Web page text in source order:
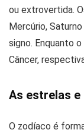
ou extrovertida.
Mercúrio,
signo. Enquanto
Câncer,
As estrelas
O zodíaco é